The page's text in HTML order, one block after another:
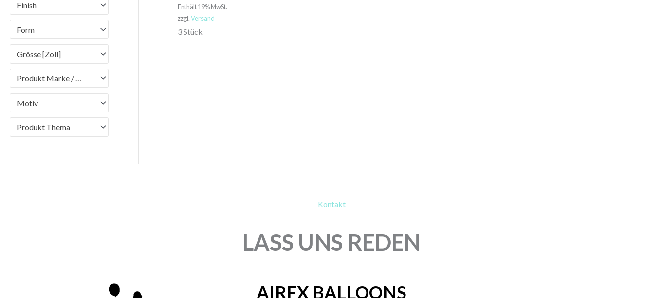
Finish
Form
Grösse [Zoll]
Produkt Marke / Brand
Motiv
Produkt Thema
Enthält 19% MwSt.
zzgl.Versand
3 Stück
Kontakt
LASS UNS REDEN
AIRFX BALLOONS